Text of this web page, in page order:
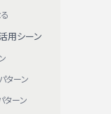
用シーン
ターン
ターン